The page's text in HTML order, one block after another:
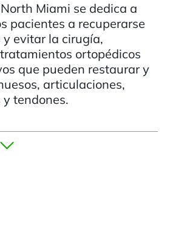
Miami se dedica a
pacientes a recuperarse
y evitar la cirugía,
ortopédicos
que pueden restaurar y
articulaciones,
tendones.